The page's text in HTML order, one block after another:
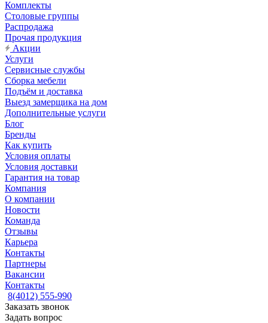
Комплекты
Столовые группы
Распродажа
Прочая продукция
Акции
Услуги
Сервисные службы
Сборка мебели
Подъём и доставка
Выезд замерщика на дом
Дополнительные услуги
Блог
Бренды
Как купить
Условия оплаты
Условия доставки
Гарантия на товар
Компания
О компании
Новости
Команда
Отзывы
Карьера
Контакты
Партнеры
Вакансии
Контакты
8(4012) 555-990
Заказать звонок
Задать вопрос